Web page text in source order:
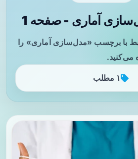
آماری - صفحه 1
با برچسب «مدل‌سازی آماری» را
می‌کنید.
۱ مطلب